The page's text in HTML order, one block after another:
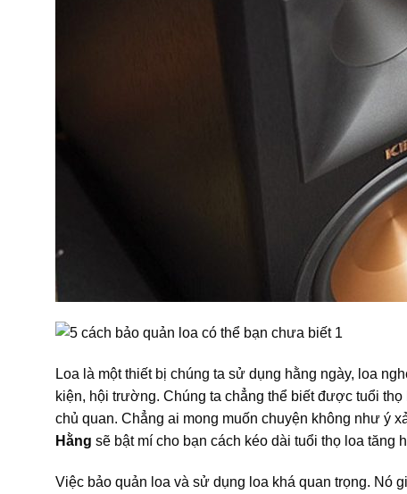
Loa là một thiết bị chúng ta sử dụng hằng ngày, loa
kiện, hội trường. Chúng ta chẳng thể biết được tuổi
chủ quan. Chẳng ai mong muốn chuyện không như ý
Hằng sẽ bật mí cho bạn cách kéo dài tuổi thọ loa tăng
Việc bảo quản loa và sử dụng loa khá quan trọng. Nó